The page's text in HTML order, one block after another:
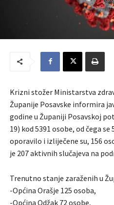
Krizni stožer Ministarstva
Županije Posavske informira
godine u Županiji Posavskoj
19) kod 5391 osobe, od čega
oporavilo i izliječene su, 156
je 207 aktivnih slučajeva na
Trenutno stanje zaraženih u
-Općina Orašje 125 osoba,
-Općina Odžak 72 osobe,